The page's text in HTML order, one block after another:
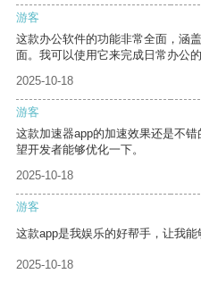
游客
这款办公软件的功能非常全面，涵
面。我可以使用它来完成日常办公
2025-10-18
游客
这款加速器app的加速效果还是不
望开发者能够优化一下。
2025-10-18
游客
这款app是我娱乐的好帮手，让我能
2025-10-18